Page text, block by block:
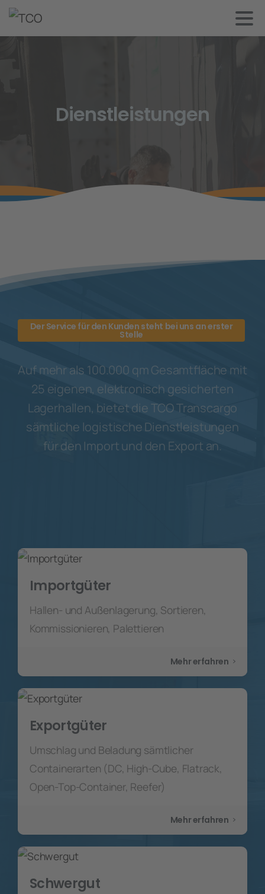
Dienstleistungen
Der Service für den Kunden steht bei uns an erster
Stelle
Auf mehr als 100.000 qm Gesamtfläche mit
25 eigenen, elektronisch gesicherten
Lagerhallen, bietet die TCO Transcargo
sämtliche logistische Dienstleistungen
für den Import und den Export an.
Importgüter
Hallen- und Außenlagerung, Sortieren,
Kommissionieren, Palettieren
Mehr erfahren
Exportgüter
Umschlag und Beladung sämtlicher
Containerarten (DC, High-Cube, Flatrack,
Open-Top-Container, Reefer)
Mehr erfahren
Schwergut